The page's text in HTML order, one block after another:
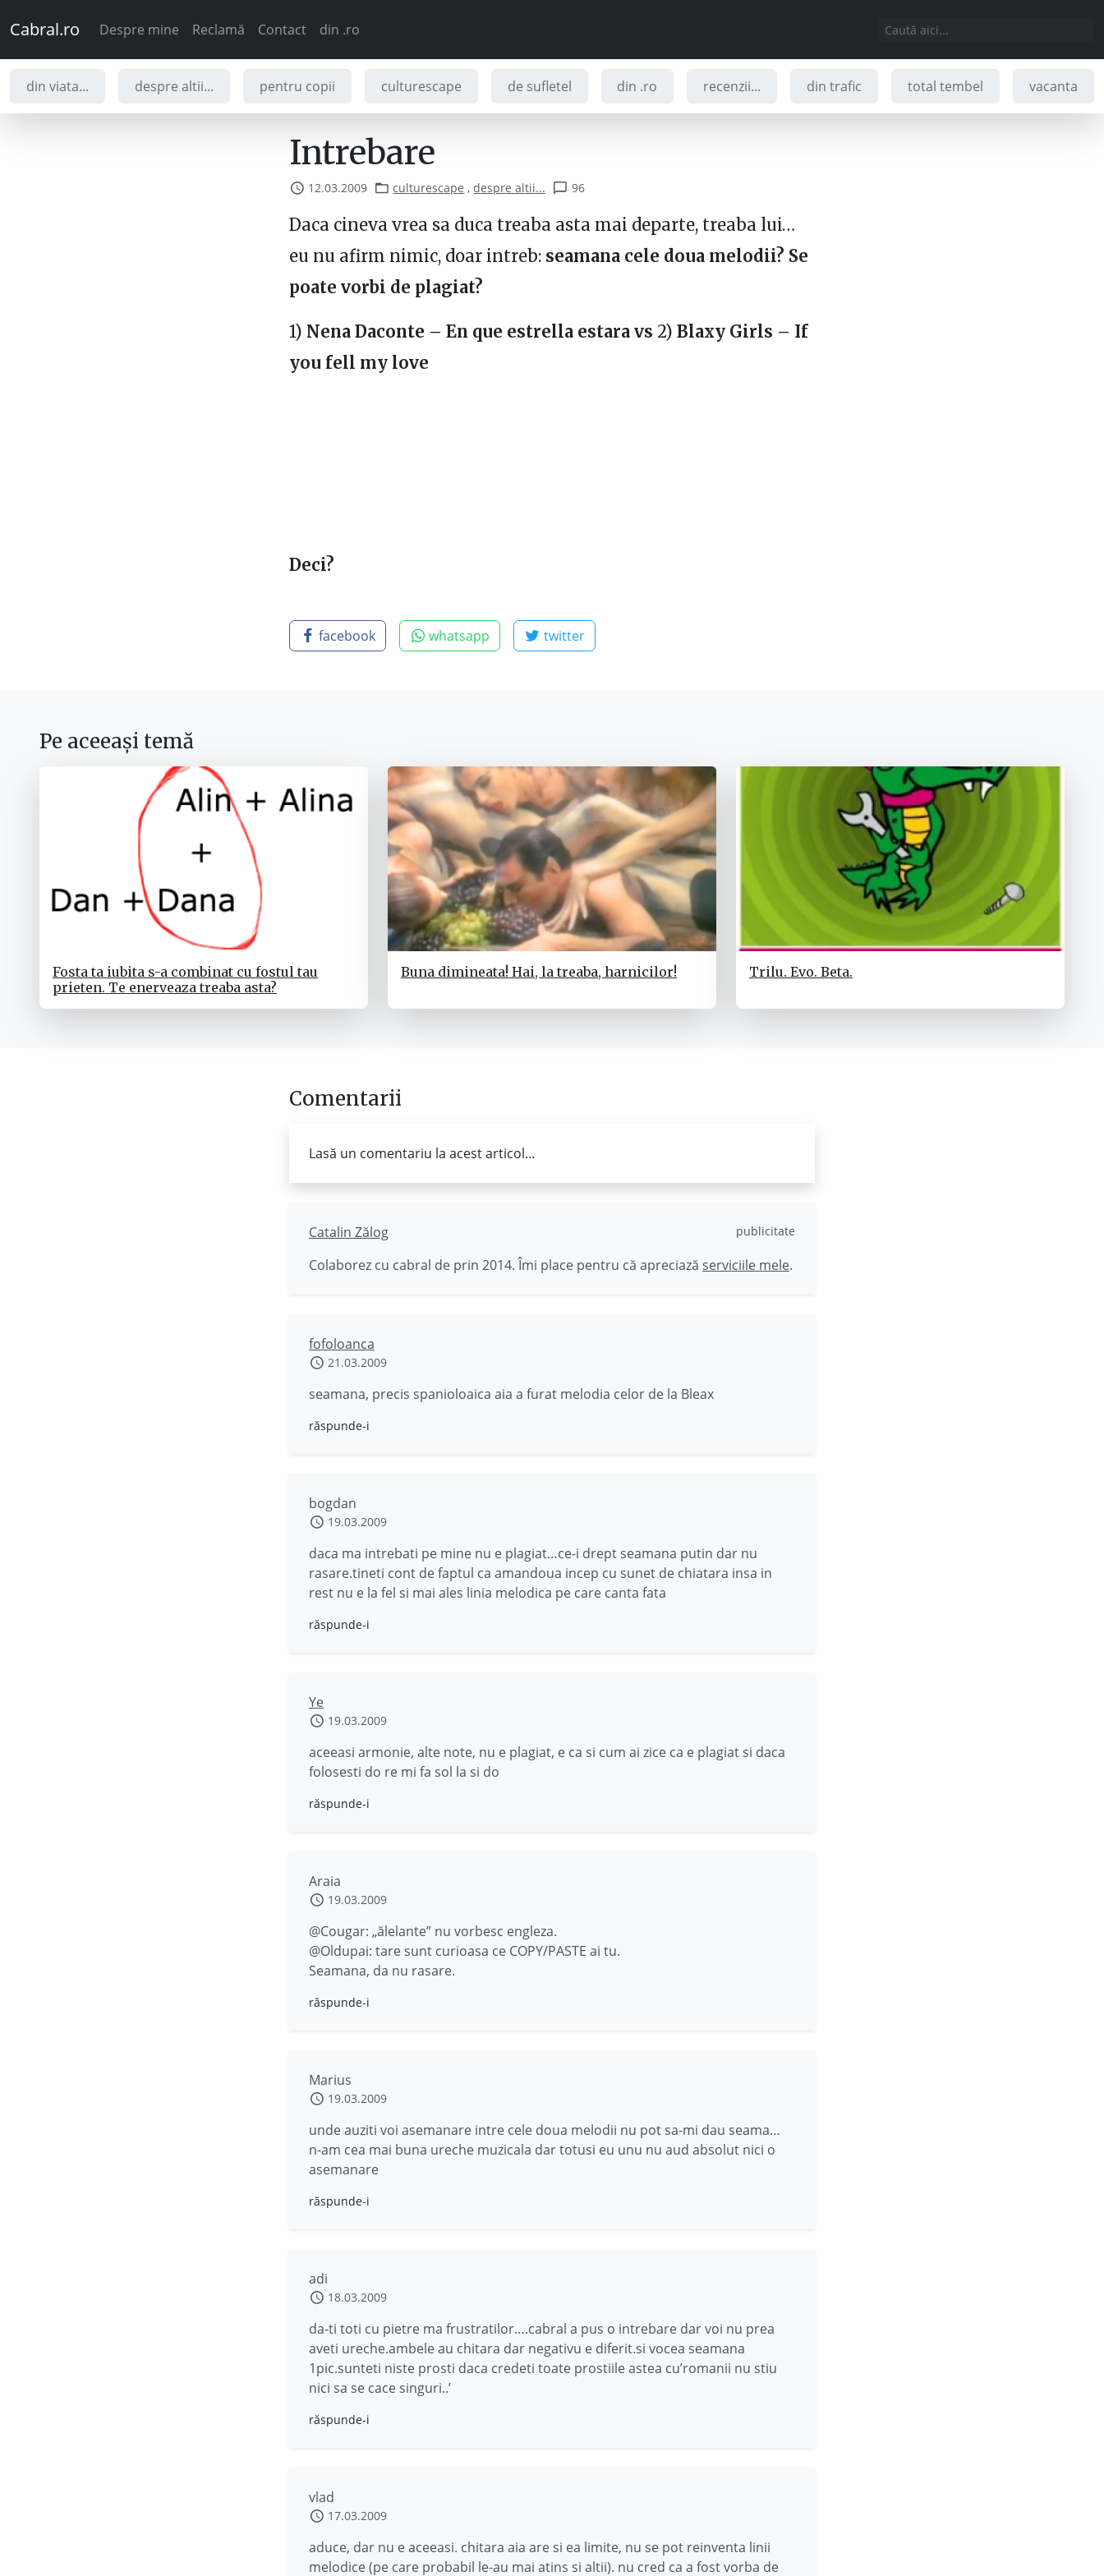
Cabral.ro Despre mine Reclamă Contact din .ro
din viata... despre altii... pentru copii culturescape de sufletel din .ro recenzii... din trafic total tembel vacanta
Intrebare
12.03.2009 culturescape ,despre altii... 96
Daca cineva vrea sa duca treaba asta mai departe, treaba lui…
eu nu afirm nimic, doar intreb: seamana cele doua melodii? Se
poate vorbi de plagiat?
1) Nena Daconte – En que estrella estara vs 2) Blaxy Girls – If
you fell my love
Deci?
facebook whatsapp twitter
Pe aceeași temă
Fosta ta iubita s-a combinat cu fostul tau
prieten. Te enerveaza treaba asta?
Buna dimineata! Hai, la treaba, harnicilor! Trilu. Evo. Beta.
Comentarii
Lasă un comentariu la acest articol...
Catalin Zălog publicitate
Colaborez cu cabral de prin 2014. Îmi place pentru că apreciază serviciile mele.
fofoloanca
21.03.2009
seamana, precis spanioloaica aia a furat melodia celor de la Bleax
răspunde-i
bogdan
19.03.2009
daca ma intrebati pe mine nu e plagiat…ce-i drept seamana putin dar nu
rasare.tineti cont de faptul ca amandoua incep cu sunet de chiatara insa in
rest nu e la fel si mai ales linia melodica pe care canta fata
răspunde-i
Ye
19.03.2009
aceeasi armonie, alte note, nu e plagiat, e ca si cum ai zice ca e plagiat si daca
folosesti do re mi fa sol la si do
răspunde-i
Araia
19.03.2009
@Cougar: „ălelante” nu vorbesc engleza.
@Oldupai: tare sunt curioasa ce COPY/PASTE ai tu.
Seamana, da nu rasare.
răspunde-i
Marius
19.03.2009
unde auziti voi asemanare intre cele doua melodii nu pot sa-mi dau seama…
n-am cea mai buna ureche muzicala dar totusi eu unu nu aud absolut nici o
asemanare
răspunde-i
adi
18.03.2009
da-ti toti cu pietre ma frustratilor….cabral a pus o intrebare dar voi nu prea
aveti ureche.ambele au chitara dar negativu e diferit.si vocea seamana
1pic.sunteti niste prosti daca credeti toate prostiile astea cu’romanii nu stiu
nici sa se cace singuri..’
răspunde-i
vlad
17.03.2009
aduce, dar nu e aceeasi. chitara aia are si ea limite, nu se pot reinventa linii
melodice (pe care probabil le-au mai atins si altii). nu cred ca a fost vorba de